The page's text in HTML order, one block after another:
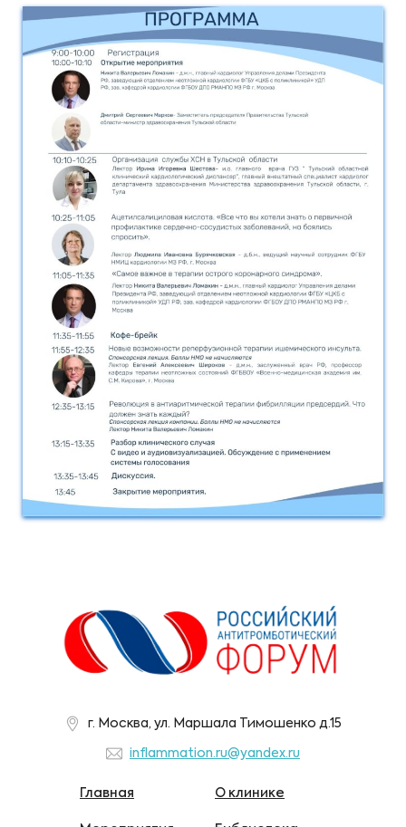
г. Москва, ул. Маршала Тимошенко д.15
inflammation.ru@yandex.ru
Главная О клинике